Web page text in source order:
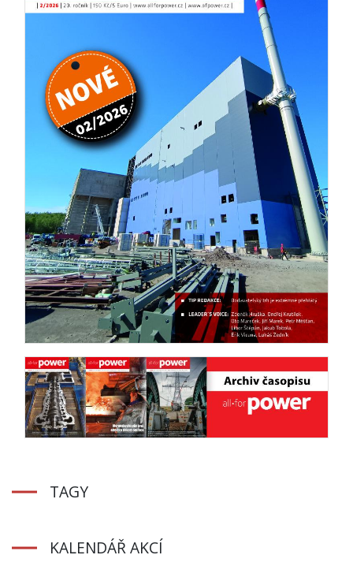
TAGY
KALENDÁŘ AKCÍ